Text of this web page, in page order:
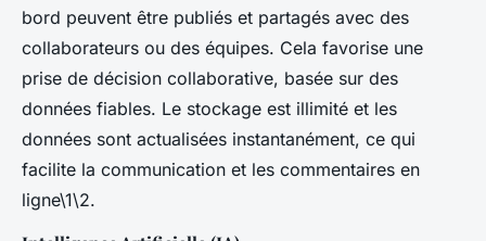
bord peuvent être publiés et partagés avec des
collaborateurs ou des équipes. Cela favorise une
prise de décision collaborative, basée sur des
données fiables. Le stockage est illimité et les
données sont actualisées instantanément, ce qui
facilite la communication et les commentaires en
ligne\1\2.